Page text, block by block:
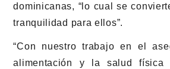
dominicanas, “lo cual se
tranquilidad para ellos”.
“Con nuestro trabajo en el
alimentación y la salud